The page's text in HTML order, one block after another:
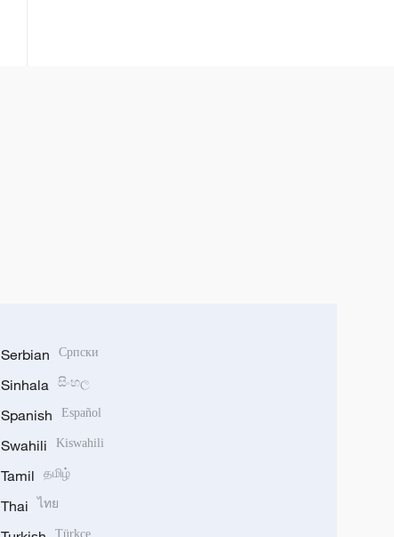
Serbian Српски
Sinhala සිංහල
Spanish Español
Swahili Kiswahili
Tamil தமிழ்
Thai ไทย
Türkçe